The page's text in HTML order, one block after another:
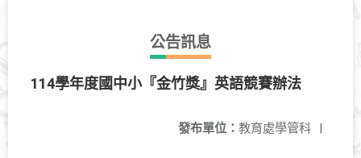
公告訊息
114學年度國中小『金竹獎』英語競賽辦法
發布單位： 教育處學管科 |